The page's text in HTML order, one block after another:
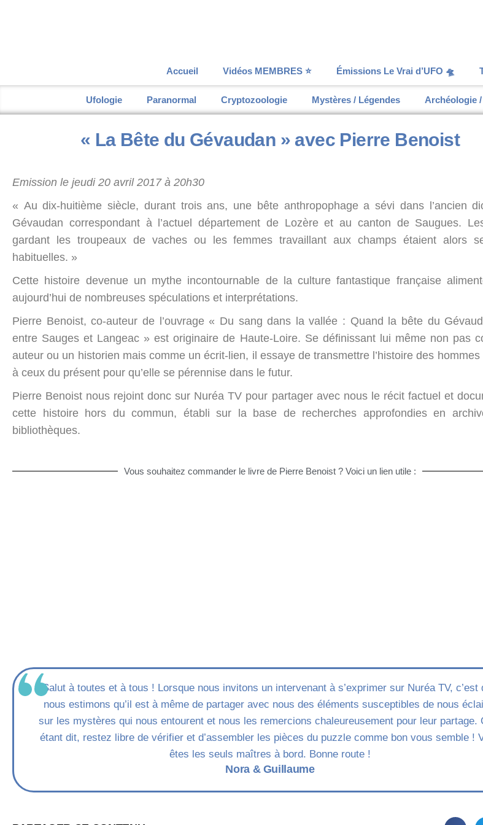
Accueil Vidéos MEMBRES ⭐️ Émissions Le Vrai d’UFO 🛸
Ufologie Paranormal Cryptozoologie Mystères / Légendes Archéologie
« La Bête du Gévaudan » avec Pierre Benoist
Emission le jeudi 20 avril 2017 à 20h30
« Au dix-huitième siècle, durant trois ans, une bête anthropophage a sévi dans l’ancien
Gévaudan correspondant à l’actuel département de Lozère et au canton de Saugues.
gardant les troupeaux de vaches ou les femmes travaillant aux champs étaient alors
habituelles. »
Cette histoire devenue un mythe incontournable de la culture fantastique française
aujourd’hui de nombreuses spéculations et interprétations.
Pierre Benoist, co-auteur de l’ouvrage « Du sang dans la vallée : Quand la bête du
entre Sauges et Langeac » est originaire de Haute-Loire. Se définissant lui même non pas
auteur ou un historien mais comme un écrit-lien, il essaye de transmettre l’histoire des
à ceux du présent pour qu’elle se pérennise dans le futur.
Pierre Benoist nous rejoint donc sur Nuréa TV pour partager avec nous le récit factuel et
cette histoire hors du commun, établi sur la base de recherches approfondies en
bibliothèques.
Vous souhaitez commander le livre de Pierre Benoist ? Voici un lien utile :
Salut à toutes et à tous ! Lorsque nous invitons un intervenant à s’exprimer sur Nuréa TV, c’est
nous estimons qu’il est à même de partager avec nous des éléments susceptibles de nous
sur les mystères qui nous entourent et nous les remercions chaleureusement pour leur partage.
étant dit, restez libre de vérifier et d’assembler les pièces du puzzle comme bon vous semble !
êtes les seuls maîtres à bord. Bonne route !
Nora & Guillaume